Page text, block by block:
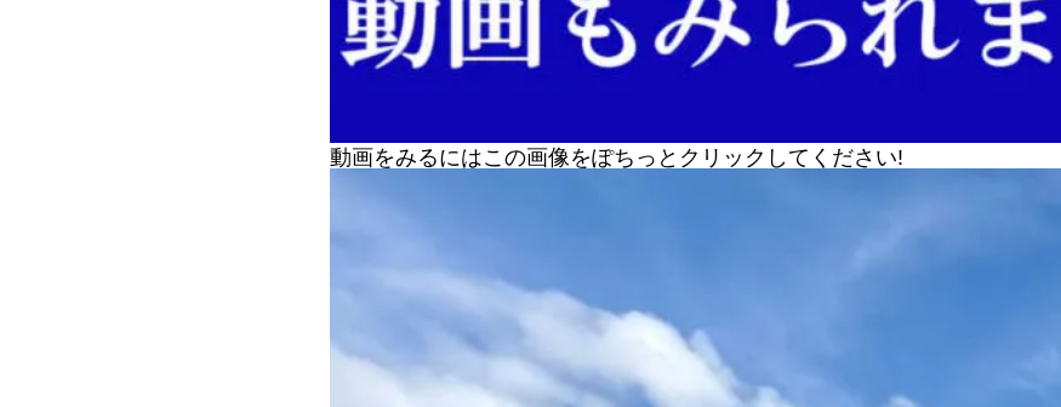
動画をみるにはこの画像をぽちっとクリックしてください!